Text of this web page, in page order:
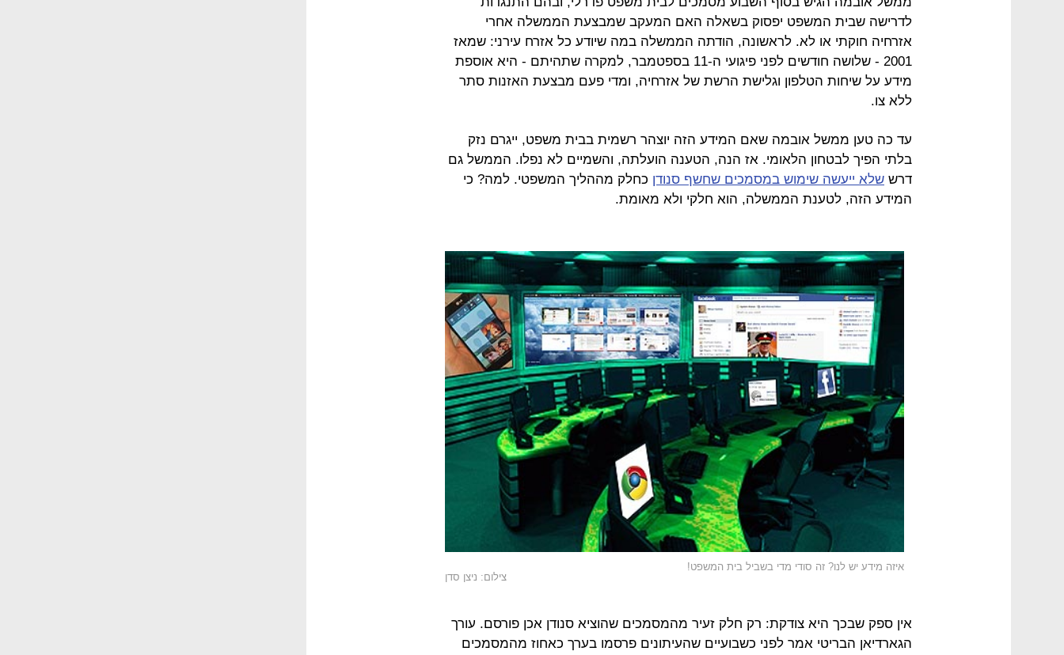
לדרישה שבית המשפט יפסוק בשאלה האם המעקב שמבצעת הממשלה אחרי
אזרחיה חוקתי או לא. לראשונה, הודתה הממשלה במה שיודע כל אזרח עירני: שמאז
2001 - שלושה חודשים לפני פיגועי ה-11 בספטמבר, למקרה שתהיתם - היא אוספת
מידע על שיחות הטלפון וגלישת הרשת של אזרחיה, ומדי פעם מבצעת האזנות סתר
ללא צו.
עד כה טען ממשל אובמה שאם המידע הזה יוצהר רשמית בבית משפט, ייגרם נזק
בלתי הפיך לבטחון הלאומי. אז הנה, הטענה הועלתה, והשמיים לא נפלו. הממשל גם
דרש שלא ייעשה שימוש במסמכים שחשף סנודן כחלק מההליך המשפטי. למה? כי
המידע הזה, לטענת הממשלה, הוא חלקי ולא מאומת.
איזה מידע יש לנו? זה סודי מדי בשביל בית המשפט!
צילום: ניצן סדן
אין ספק שבכך היא צודקת: רק חלק זעיר מהמסמכים שהוציא סנודן אכן פורסם. עורך
הגארדיאן הבריטי אמר לפני כשבועיים שהעיתונים פרסמו בערך כאחוז מהמסמכים